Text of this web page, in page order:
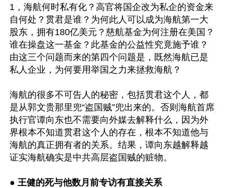
1，海航何时私有化？高官将国企改为私企的资金来
自何处？贯君是谁？为何此人可以成为海航第一大
股东，拥有180亿美元？慈航基金为何注册在美国？
谁在操盘这一基金？此基金的公益性究竟施予谁？
由这三个问题而来的第四个问题是，既然海航已是
私人企业，为何要用举国之力来拯救海航？
海航的很多不可告人的秘密，包括贯君这个人，都
是从郭文贵那里兜“盗国贼”兜出来的。否则海航首席
执行官谭向东也不需要向外媒去解释什么，因为外
界根本不知道贯君这个人的存在，根本不知道他与
海航的真正拥有者的关系。结果，谭向东越解释越
证实海航确实是中共高层盗国贼的赃物。
● 王健的死与他数月前专访有直接关系